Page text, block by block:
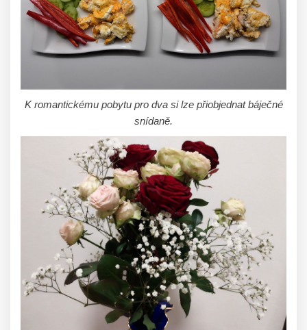
K romantickému pobytu pro dva si lze přiobjednat báječné
snídaně.